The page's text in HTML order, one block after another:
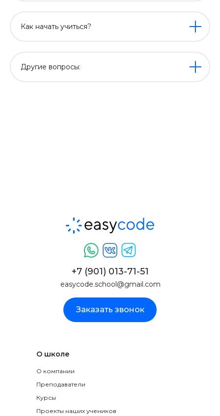
Как начать учиться?
Другие вопросы:
+7 (901) 013-71-51
easycode.school@gmail.com
О компании
Курсы
Преподаватели
О школе
Проекты наших учеников
Заказать звонок